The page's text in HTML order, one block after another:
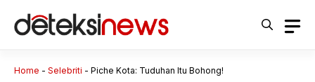
Home - Selebriti - Piche Kota: Tuduhan Itu Bohong!